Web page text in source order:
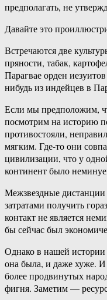
предполагать, не
Давайте это
Встречаются две
пряности, табак,
Парагвае орден
нибудь из индейцев в
Если мы предположим,
посмотрим на историю
противостояли,
мягким. Где-то они
цивилизации, что у
континент было
Межзвездные дистанции
затратами получить
контакт не является
бы сейчас был
Однако в нашей
она была, и даже хуже. И
более продвинутых
фигня. Заметим —